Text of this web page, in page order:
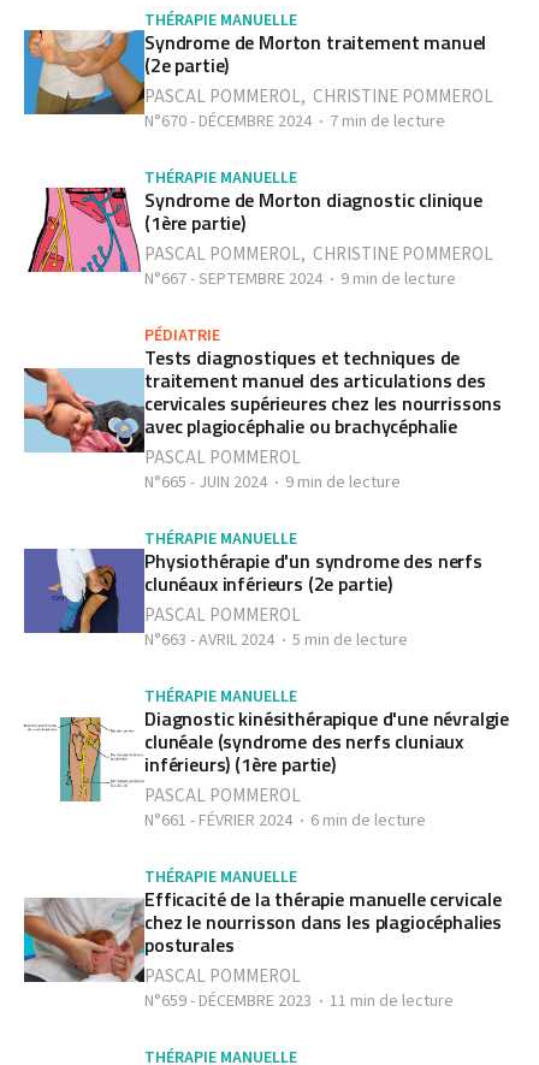
THÉRAPIE MANUELLE
Syndrome de Morton traitement manuel
(2e partie)
PASCAL POMMEROL, CHRISTINE POMMEROL
N°670 - DÉCEMBRE 2024 7 min de lecture
THÉRAPIE MANUELLE
Syndrome de Morton diagnostic clinique
(1ère partie)
PASCAL POMMEROL, CHRISTINE POMMEROL
N°667 - SEPTEMBRE 2024 9 min de lecture
PÉDIATRIE
Tests diagnostiques et techniques de
traitement manuel des articulations des
cervicales supérieures chez les nourrissons
avec plagiocéphalie ou brachycéphalie
PASCAL POMMEROL
N°665 - JUIN 2024 9 min de lecture
THÉRAPIE MANUELLE
Physiothérapie d'un syndrome des nerfs
clunéaux inférieurs (2e partie)
PASCAL POMMEROL
N°663 - AVRIL 2024 5 min de lecture
THÉRAPIE MANUELLE
Diagnostic kinésithérapique d'une névralgie
clunéale (syndrome des nerfs cluniaux
inférieurs) (1ère partie)
PASCAL POMMEROL
N°661 - FÉVRIER 2024 6 min de lecture
THÉRAPIE MANUELLE
Efficacité de la thérapie manuelle cervicale
chez le nourrisson dans les plagiocéphalies
posturales
PASCAL POMMEROL
N°659 - DÉCEMBRE 2023 11 min de lecture
THÉRAPIE MANUELLE